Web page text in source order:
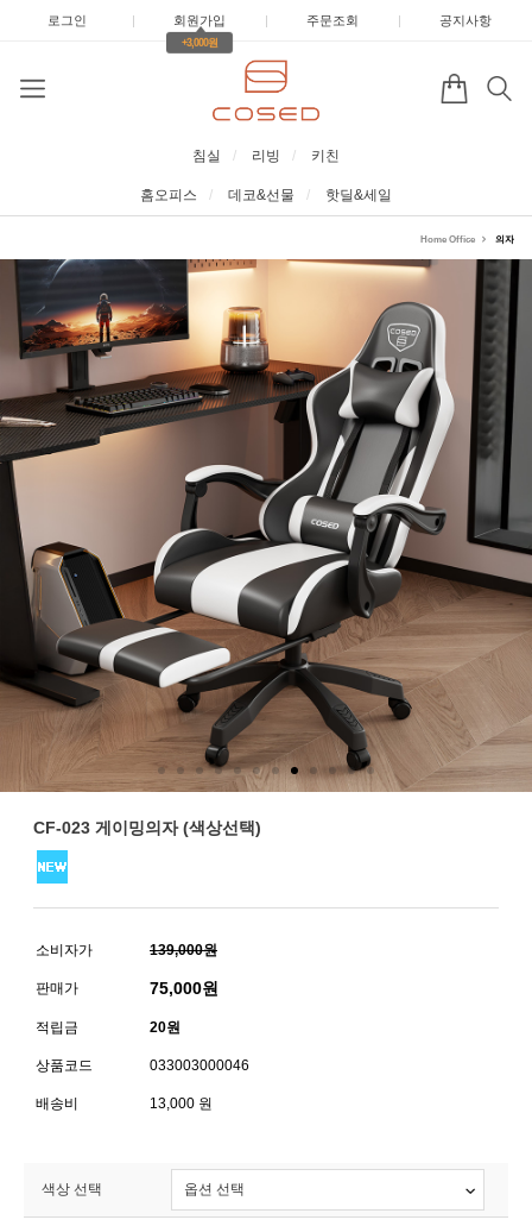
로그인 | 회원가입 |
+3,000원
주문조회 | 공지사항
침실 리빙 키친
홈오피스 데코&선물 핫딜&세일
Home Office 의자
CF-023 게이밍의자 (색상선택)
소비자가 139,000원
판매가 75,000원
적립금 20원
상품코드 033003000046
배송비 13,000 원
색상 선택